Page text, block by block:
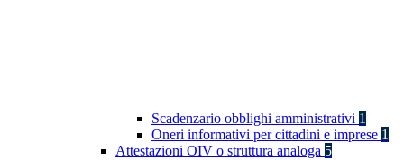
Scadenzario obblighi amministrativi 1
Oneri informativi per cittadini e imprese 1
Attestazioni OIV o struttura analoga 5